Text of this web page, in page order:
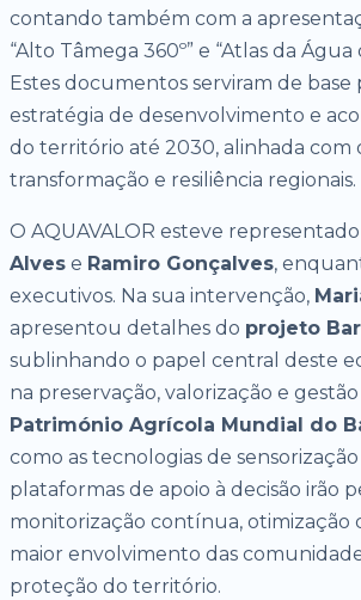
contando também com a
“Alto Tâmega 360º” e “Atlas da
Estes documentos serviram de base
estratégia de desenvolvimento e
do território até 2030, alinhada com
transformação e resiliência regionais.
O AQUAVALOR esteve
Alves e Ramiro Gonçalves,
executivos. Na sua intervenção,
apresentou detalhes do projeto
sublinhando o papel central deste
na preservação, valorização e
Património Agrícola Mundial do
como as tecnologias de
plataformas de apoio à decisão irão
monitorização contínua, otimização
maior envolvimento das
proteção do território.